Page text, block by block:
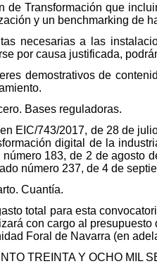
de Transformación que
y un benchmarking de
necesarias a las
por causa justificada,
demostrativos de
Bases reguladoras.
EIC/743/2017, de 28 de
digital de la
número 183, de 2 de agosto
número 237, de 4 de
Cuantía.
total para esta
con cargo al
Foral de Navarra (en
TREINTA Y OCHO MIL